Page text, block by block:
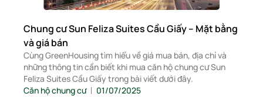
Chung cư Sun Feliza Suites Cầu Giấy – Mặt bằng
và giá bán
Cùng GreenHousing tìm hiểu về giá mua bán, địa chỉ và
những thông tin cần biết khi mua căn hộ chung cư Sun
Feliza Suites Cầu Giấy trong bài viết dưới đây.
Căn hộ chung cư
01/07/2025